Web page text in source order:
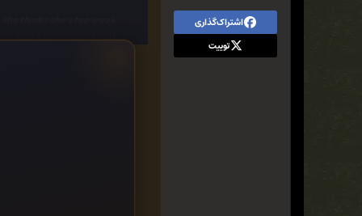
اشتراک‌گذاری
توییت
GhostWalker to risk